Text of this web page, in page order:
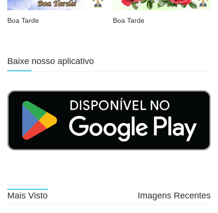
Boa Tarde Boa Tarde
Baixe nosso aplicativo
Mais Visto Imagens Recentes